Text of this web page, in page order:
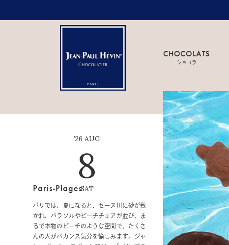
CHOCOLATS
ショコラ
Paris-Plages
パリでは、夏になると、セーヌ川に砂が敷
かれ、パラソルやビーチチェアが並び、ま
るで本物のビーチのような空間で、たくさ
んの人がバカンス気分を愉しみます。ジャ
Glaces éclats de sablé
Le 14 Juillet
夏の到来を告げるフランスの革命記念日
「パリ祭」を記念した「キャトルズ ジュ
’26 AUG
8
SAT